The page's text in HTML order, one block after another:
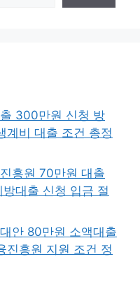
300만원 신청 방
계비 대출 조건 총정
흥원 70만원 대출
대출 신청 입금 절
안 80만원 소액대출
진흥원 지원 조건 정